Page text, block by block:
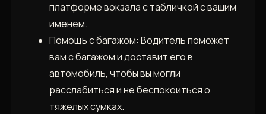
платформе вокзала с табличкой с вашим
именем.
Помощь с багажом: Водитель поможет
вам с багажом и доставит его в
автомобиль, чтобы вы могли
расслабиться и не беспокоиться о
тяжелых сумках.